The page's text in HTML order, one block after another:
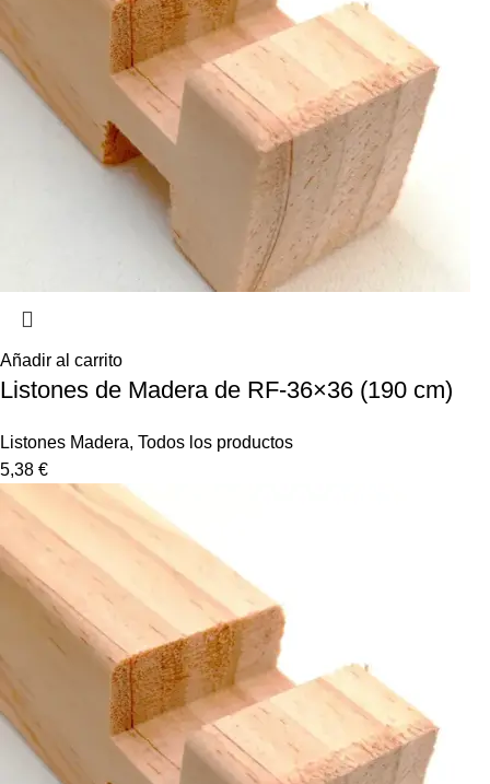
Añadir al carrito
Listones de Madera de RF-36×36 (190 cm)
Listones Madera, Todos los productos
5,38 €